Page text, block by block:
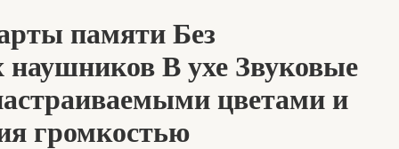
памяти Без
В ухе Звуковые
цветами и
громкостью